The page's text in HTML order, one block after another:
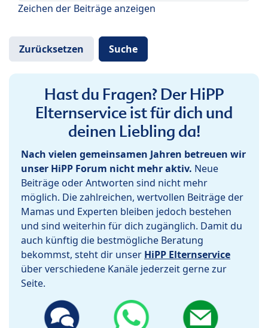
Zeichen der Beiträge anzeigen
Hast du Fragen? Der HiPP
Elternservice ist für dich und
deinen Liebling da!
Nach vielen gemeinsamen Jahren betreuen wir
unser HiPP Forum nicht mehr aktiv. Neue
Beiträge oder Antworten sind nicht mehr
möglich. Die zahlreichen, wertvollen Beiträge der
Mamas und Experten bleiben jedoch bestehen
und sind weiterhin für dich zugänglich. Damit du
auch künftig die bestmögliche Beratung
bekommst, steht dir unser HiPP Elternservice
über verschiedene Kanäle jederzeit gerne zur
Seite.